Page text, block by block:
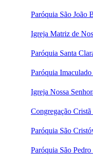
Paróquia São João
Igreja Matriz de
Paróquia Santa
Paróquia
Igreja Nossa
Congregação
Paróquia São
Paróquia São